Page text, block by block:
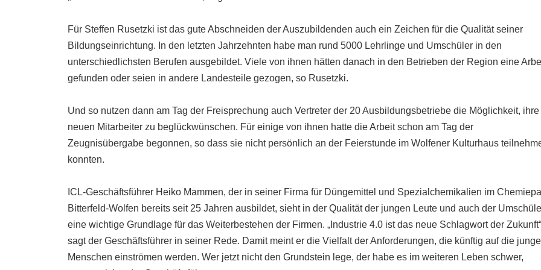
Für Steffen Rusetzki ist das gute Abschneiden der Auszubildenden auch ein Zeichen für die Qualität seiner
Bildungseinrichtung. In den letzten Jahrzehnten habe man rund 5000 Lehrlinge und Umschüler in den
unterschiedlichsten Berufen ausgebildet. Viele von ihnen hätten danach in den Betrieben der Region eine
gefunden oder seien in andere Landesteile gezogen, so Rusetzki.
Und so nutzen dann am Tag der Freisprechung auch Vertreter der 20 Ausbildungsbetriebe die Möglichkeit, ihre
neuen Mitarbeiter zu beglückwünschen. Für einige von ihnen hatte die Arbeit schon am Tag der
Zeugnisübergabe begonnen, so dass sie nicht persönlich an der Feierstunde im Wolfener Kulturhaus
konnten.
ICL-Geschäftsführer Heiko Mammen, der in seiner Firma für Düngemittel und Spezialchemikalien im
Bitterfeld-Wolfen bereits seit 25 Jahren ausbildet, sieht in der Qualität der jungen Leute und auch der
eine wichtige Grundlage für das Weiterbestehen der Firmen. „Industrie 4.0 ist das neue Schlagwort der
sagt der Geschäftsführer in seiner Rede. Damit meint er die Vielfalt der Anforderungen, die künftig auf die
Menschen einströmen werden. Wer jetzt nicht den Grundstein lege, der habe es im weiteren Leben schwer,